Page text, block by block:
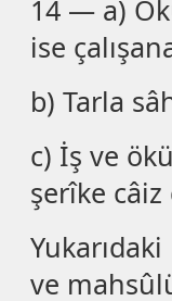
14 — a)
ise
b) Tarla
c) İş ve
şerîke
ve